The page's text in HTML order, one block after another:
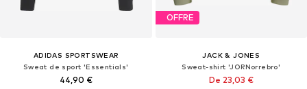
ADIDAS SPORTSWEAR
Sweat de sport 'Essentials'
44,90 €
OFFRE
JACK & JONES
Sweat-shirt 'JORNorrebro'
De 23,03 €